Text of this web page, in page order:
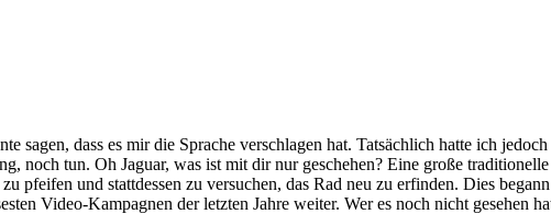
sagen, dass es mir die Sprache verschlagen hat. Tatsächlich hatte ich
noch tun. Oh Jaguar, was ist mit dir nur geschehen? Eine große
und stattdessen zu versuchen, das Rad neu zu erfinden. Dies
Video-Kampagnen der letzten Jahre weiter. Wer es noch nicht gesehen